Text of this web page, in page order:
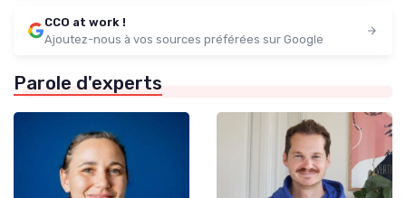
CCO at work !
Ajoutez-nous à vos sources préférées sur Google
Parole d'experts